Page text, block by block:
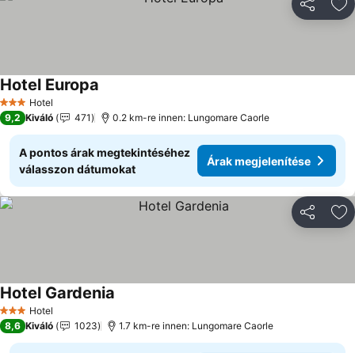
3 Kategória
Hotel
Hotel Europa
9,2 Kiváló 471 0.2 km-re innen: Lungomare Caorle
A pontos árak megtekintéséhez
válasszon dátumokat
Árak megjelenítése
3 Kategória
Hotel
Hotel Gardenia
8,6 Kiváló 1023 1.7 km-re innen: Lungomare Caorle